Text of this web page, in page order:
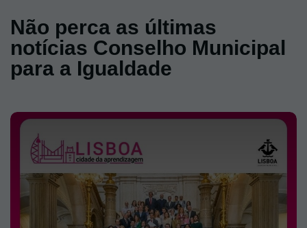
Não perca as últimas
notícias Conselho Municipal
para a Igualdade